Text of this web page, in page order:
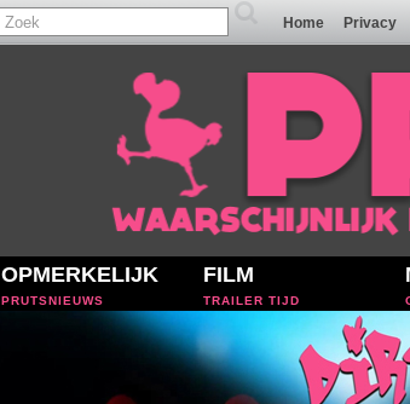
Home Privacy
OPMERKELIJK
PRUTSNIEUWS
FILM
TRAILER TIJD